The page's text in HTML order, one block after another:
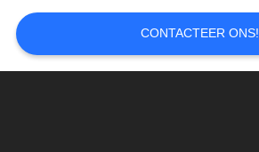
SITEMAP
PRIVACYBELEID
CONTACTEER ONS!